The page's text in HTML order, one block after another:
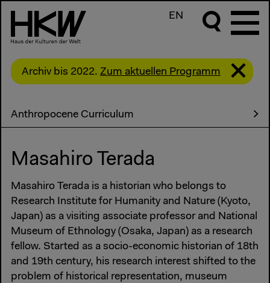
EN
Archiv bis 2022. Zum aktuellen Programm
Anthropocene Curriculum
Masahiro Terada
Masahiro Terada is a historian who belongs to
Research Institute for Humanity and Nature (Kyoto,
Japan) as a visiting associate professor and National
Museum of Ethnology (Osaka, Japan) as a research
fellow. Started as a socio-economic historian of 18th
and 19th century, his research interest shifted to the
problem of historical representation, museum